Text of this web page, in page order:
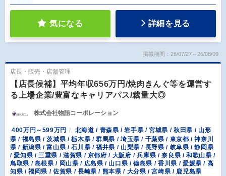
気になる 詳細を見る
掲載期間：26/07/27～26/08/09
店長・販売・店舗管理
【店長候補】平均年収656万円/焼肉きんぐ等を運営す
る上場企業/豊富なキャリアパス/裁量大◎
株式会社物語コーポレーション
400万円～599万円
北海道 / 青森県 / 岩手県 / 宮城県 / 秋田県 / 山形
県 / 福島県 / 茨城県 / 栃木県 / 群馬県 / 埼玉県 / 千葉県 / 東京都 / 神奈川
県 / 新潟県 / 富山県 / 石川県 / 福井県 / 山梨県 / 長野県 / 岐阜県 / 静岡県
/ 愛知県 / 三重県 / 滋賀県 / 京都府 / 大阪府 / 兵庫県 / 奈良県 / 和歌山県 /
鳥取県 / 島根県 / 岡山県 / 広島県 / 山口県 / 徳島県 / 香川県 / 愛媛県 / 高
知県 / 福岡県 / 佐賀県 / 長崎県 / 熊本県 / 大分県 / 宮崎県 / 鹿児島県